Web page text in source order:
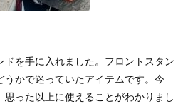
ドを手に入れました。フロントスタン
うかで迷っていたアイテムです。今
った以上に使えることがわかりまし